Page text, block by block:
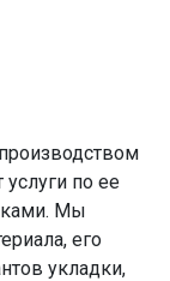
услуги по ее
Мы
его
укладки,